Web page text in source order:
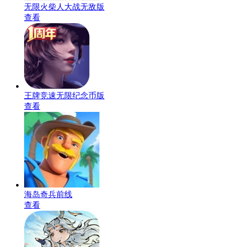
无限火柴人大战无敌版
查看
王牌竞速无限纪念币版
查看
海岛奇兵前线
查看